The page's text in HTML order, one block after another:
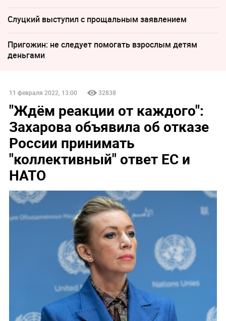
Слуцкий выступил с прощальным заявлением
Пригожин: не следует помогать взрослым детям
деньгами
11 февраля 2022, 13:00 32838
"Ждём реакции от каждого":
Захарова объявила об отказе
России принимать
"коллективный" ответ ЕС и
НАТО